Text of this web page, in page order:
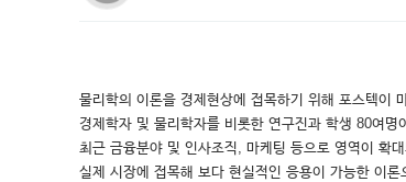
물리학의 이론을 경제현상에 접목하기 위해 포스텍이
경제학자 및 물리학자를 비롯한 연구진과 학생 80여
최근 금융분야 및 인사조직, 마케팅 등으로 영역이 확
실제 시장에 접목해 보다 현실적인 응용이 가능한 이